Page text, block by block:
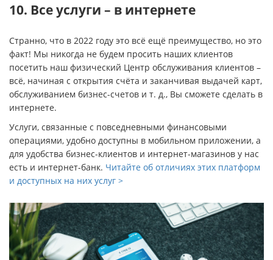
10. Все услуги – в интернете
Странно, что в 2022 году это всё ещё преимущество, но это
факт! Мы никогда не будем просить наших клиентов
посетить наш физический Центр обслуживания клиентов –
всё, начиная с открытия счёта и заканчивая выдачей карт,
обслуживанием бизнес-счетов и т. д., Вы сможете сделать в
интернете.
Услуги, связанные с повседневными финансовыми
операциями, удобно доступны в мобильном приложении, а
для удобства бизнес-клиентов и интернет-магазинов у нас
есть и интернет-банк. Читайте об отличиях этих платформ
и доступных на них услуг >